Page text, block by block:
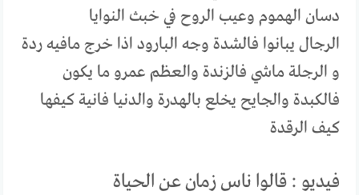
دسان الهموم وعيب الروح في خبث النوايا
الرجال يبانوا فالشدة وجه البارود اذا خرج مافيه ردة
و الرجلة ماشي فالزندة والعظم عمرو ما يكون
فالكبدة والجايح يخلع بالهدرة والدنيا فانية كيفها
كيف الرقدة
فيديو : قالوا ناس زمان عن الحياة